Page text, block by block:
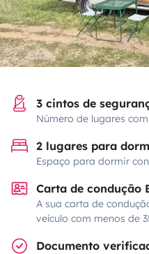
3 cintos de
Número de lugares
2 lugares para
Espaço para dormir
Carta de condução
A sua carta de
veículo com menos de
Documento